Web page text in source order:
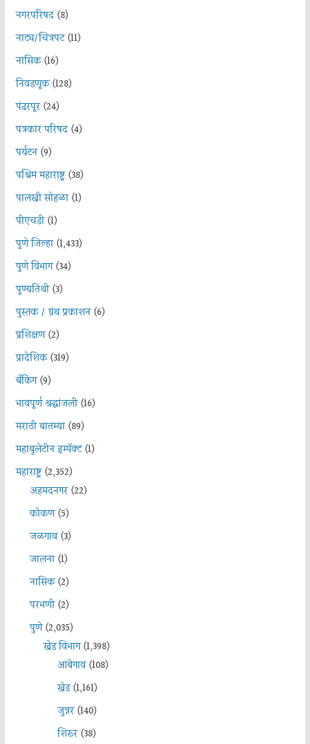
नगरपरिषद(8)
नाट्य/चित्रपट(11)
नासिक(16)
निवडणूक(128)
पंढरपूर(24)
पत्रकार परिषद(4)
पर्यटन(9)
पश्चिम महाराष्ट्र(38)
पालखी सोहळा(1)
पीएचडी(1)
पुणे जिल्हा(1,433)
पुणे विभाग(34)
पुण्यतिथी(3)
पुस्तक / ग्रंथ प्रकाशन(6)
प्रशिक्षण(2)
प्रादेशिक(319)
बँकिंग(9)
भावपूर्ण श्रद्धांजली(16)
मराठी बातम्या(89)
महाबुलेटीन इम्पॅक्ट(1)
महाराष्ट्र(2,352)
अहमदनगर(22)
कोकण(5)
जळगाव(3)
जालना(1)
नासिक(2)
परभणी(2)
पुणे(2,035)
खेड विभाग(1,398)
आंबेगाव(108)
खेड(1,161)
जुन्नर(140)
शिरूर(38)